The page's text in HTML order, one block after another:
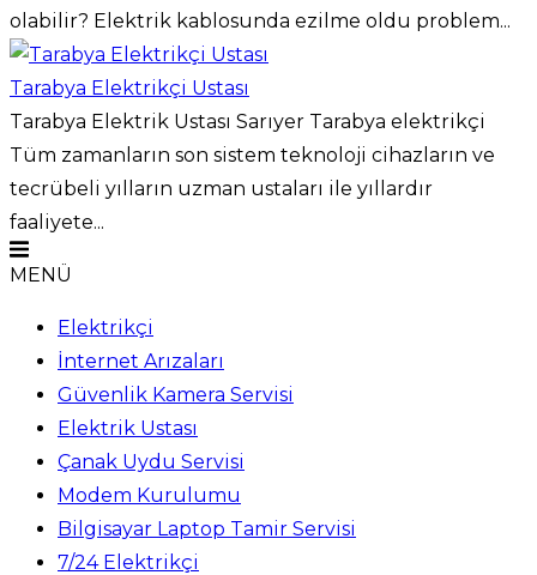
olabilir? Elektrik kablosunda ezilme oldu problem...
Tarabya Elektrikçi Ustası
Tarabya Elektrik Ustası Sarıyer Tarabya elektrikçi
Tüm zamanların son sistem teknoloji cihazların ve
tecrübeli yılların uzman ustaları ile yıllardır
faaliyete...
MENÜ
Elektrikçi
İnternet Arızaları
Güvenlik Kamera Servisi
Elektrik Ustası
Çanak Uydu Servisi
Modem Kurulumu
Bilgisayar Laptop Tamir Servisi
7/24 Elektrikçi